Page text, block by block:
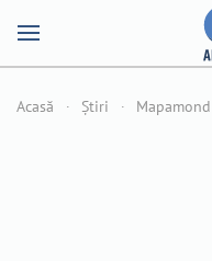
Acasă Știri